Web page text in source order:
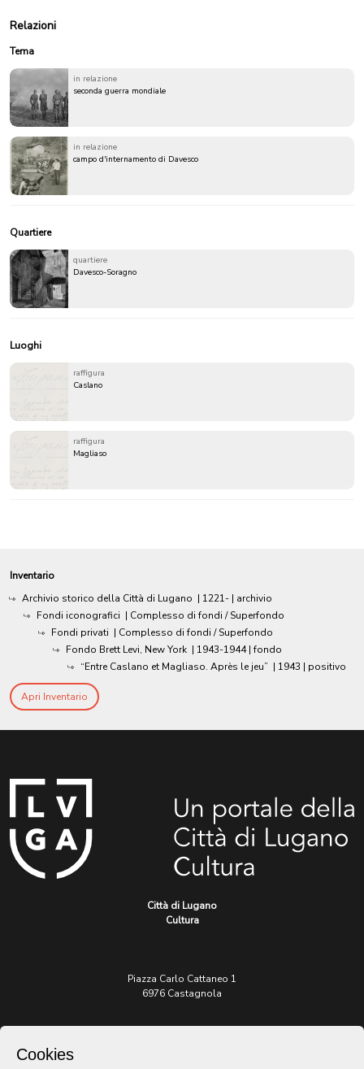
Relazioni
Tema
in relazione
seconda guerra mondiale
in relazione
campo d'internamento di Davesco
Quartiere
quartiere
Davesco-Soragno
Luoghi
raffigura
Caslano
raffigura
Magliaso
Inventario
Archivio storico della Città di Lugano | 1221- | archivio
Fondi iconografici | Complesso di fondi / Superfondo
Fondi privati | Complesso di fondi / Superfondo
Fondo Brett Levi, New York | 1943-1944 | fondo
“Entre Caslano et Magliaso. Après le jeu” | 1943 | positivo
Apri Inventario
Città di Lugano
Cultura
Piazza Carlo Cattaneo 1
6976 Castagnola
Cookies